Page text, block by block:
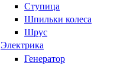
Ступица
Шпильки колеса
Шрус
Электрика
Генератор